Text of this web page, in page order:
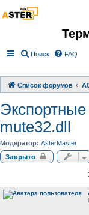
Поиск FAQ
Список форумов
mute32.dll
Модератор: AsterMaster
Закрыто